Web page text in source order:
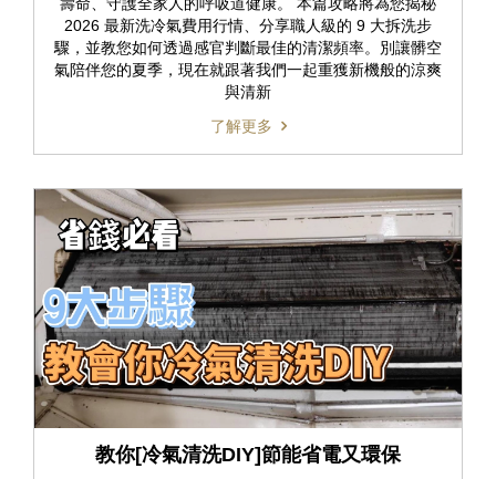
2026 最新洗冷氣費用行情、分享職人級的 9 大拆洗步
驟，並教您如何透過感官判斷最佳的清潔頻率。別讓髒空
氣陪伴您的夏季，現在就跟著我們一起重獲新機般的涼爽
與清新
了解更多
教你[冷氣清洗DIY]節能省電又環保